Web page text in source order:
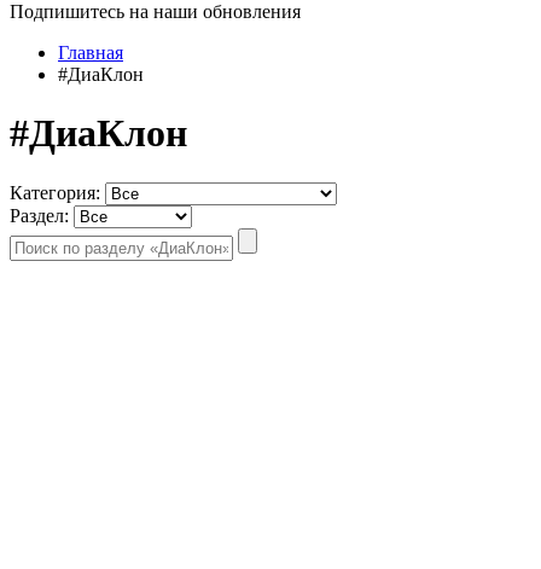
Подпишитесь на наши обновления
Главная
#ДиаКлон
#ДиаКлон
Категория:
Раздел: